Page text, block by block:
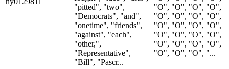
"pitted", "two",
"Democrats", "and",
"onetime", "friends",
"against", "each",
"other,",
"Representative",
"Bill", "Pascr...
"O", "O", "O", "O",
"O", "O", "O", "O",
"O", "O", "O", "O",
"O", "O", "O", "O",
"O", "O", "O", "O",
"O", "O", "O", "...